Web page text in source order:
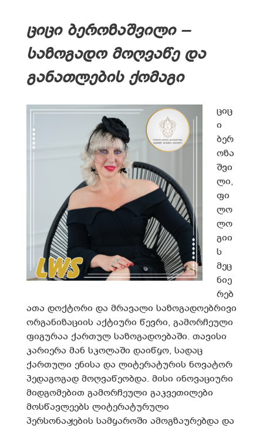
ციცი ბეროზაშვილი –
საზოგადო მოღვაწე და
განათლების ქომაგი
ციც
ი
ბერ
ოზა
შვი
ლი,
ფი
ლო
ლო
გიი
ს
მეც
ნიე
რებ
ათა დოქტორი და მრავალი საზოგადოებრივი
ორგანიზაციის აქტიური წევრი, გამორჩეული
ფიგურაა ქართულ საზოგადოებაში. თავისი
კარიერა მან სკოლაში დაიწყო, სადაც
ქართული ენისა და ლიტერატურის ნოვატორ
პედაგოგად მოღვაწეობდა. მისი ინოვაციური
მიდგომებით გამორჩეული გაკვეთილები
მოსწავლეებს ლიტერატურული
პერსონაჟების სამყაროში ამოგზაურებდა და